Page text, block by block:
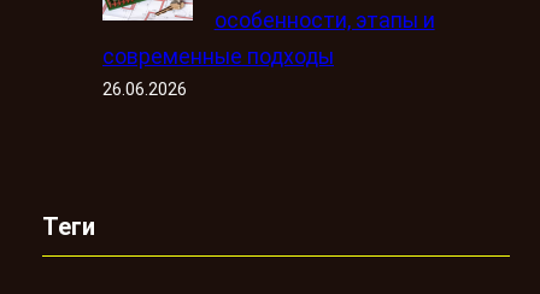
особенности, этапы и
современные подходы
26.06.2026
Теги